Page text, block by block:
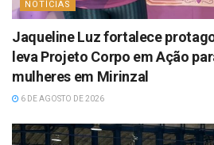
NOTÍCIAS
Jaqueline Luz fortalece
leva Projeto Corpo em Ação
mulheres em Mirinzal
6 DE AGOSTO DE 2026